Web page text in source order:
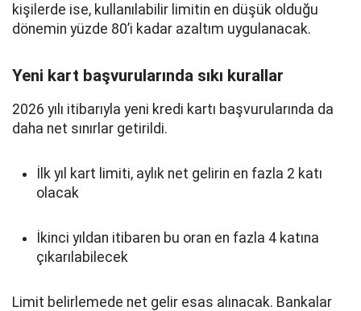
kişilerde ise, kullanılabilir limitin en düşük olduğu
dönemin yüzde 80’i kadar azaltım uygulanacak.
Yeni kart başvurularında sıkı kurallar
2026 yılı itibarıyla yeni kredi kartı başvurularında da
daha net sınırlar getirildi.
İlk yıl kart limiti, aylık net gelirin en fazla 2 katı
olacak
İkinci yıldan itibaren bu oran en fazla 4 katına
çıkarılabilecek
Limit belirlemede net gelir esas alınacak. Bankalar